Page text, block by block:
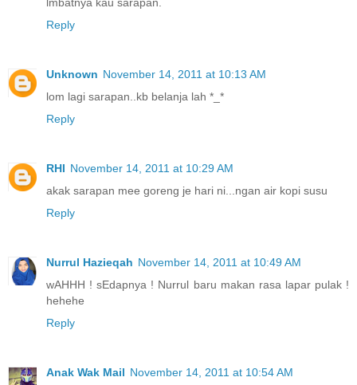
lmbatnya kau sarapan.
Reply
Unknown November 14, 2011 at 10:13 AM
lom lagi sarapan..kb belanja lah *_*
Reply
RHI November 14, 2011 at 10:29 AM
akak sarapan mee goreng je hari ni...ngan air kopi susu
Reply
Nurrul Hazieqah November 14, 2011 at 10:49 AM
wAHHH ! sEdapnya ! Nurrul baru makan rasa lapar pulak !
hehehe
Reply
Anak Wak Mail November 14, 2011 at 10:54 AM